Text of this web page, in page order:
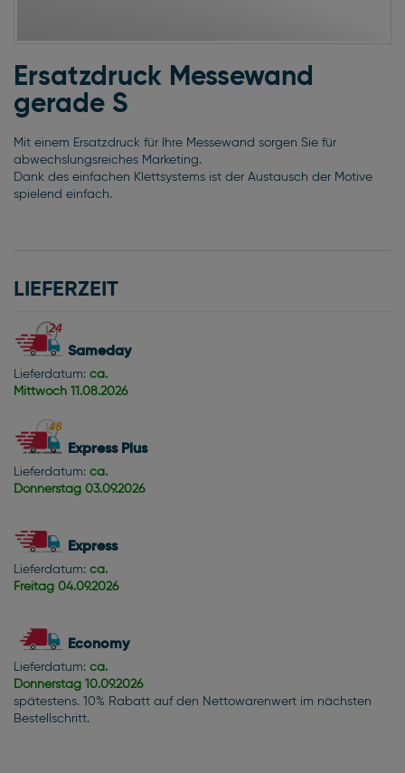
Anfang
der
Bildgalerie
Ersatzdruck Messewand
gerade S
Mit einem Ersatzdruck für Ihre Messewand sorgen Sie für
abwechslungsreiches Marketing.
Dank des einfachen Klettsystems ist der Austausch der Motive
spielend einfach.
LIEFERZEIT
Sameday
Lieferdatum: ca.
Mittwoch 11.08.2026
Express Plus
Lieferdatum: ca.
Donnerstag 03.09.2026
Express
Lieferdatum: ca.
Freitag 04.09.2026
Economy
Lieferdatum: ca.
Donnerstag 10.09.2026
spätestens. 10% Rabatt auf den Nettowarenwert im nächsten
Bestellschritt.